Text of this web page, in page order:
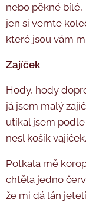
nebo pěkné bílé,
jen si vemte
které jsou vám
Zajíček
Hody, hody
já jsem malý
utíkal jsem
nesl košík vajíček.
Potkala mě
chtěla jedno
že mi dá lán